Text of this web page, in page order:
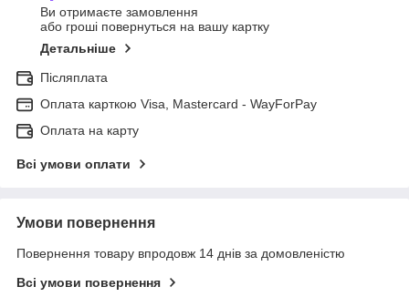
Ви отримаєте замовлення
або гроші повернуться на вашу картку
Детальніше
Післяплата
Оплата карткою Visa, Mastercard - WayForPay
Оплата на карту
Всі умови оплати
Умови повернення
Повернення товару впродовж 14 днів за домовленістю
Всі умови повернення